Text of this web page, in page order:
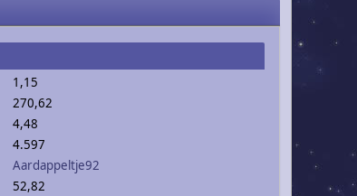
1,15
270,62
4,48
4.597
Aardappeltje92
52,82